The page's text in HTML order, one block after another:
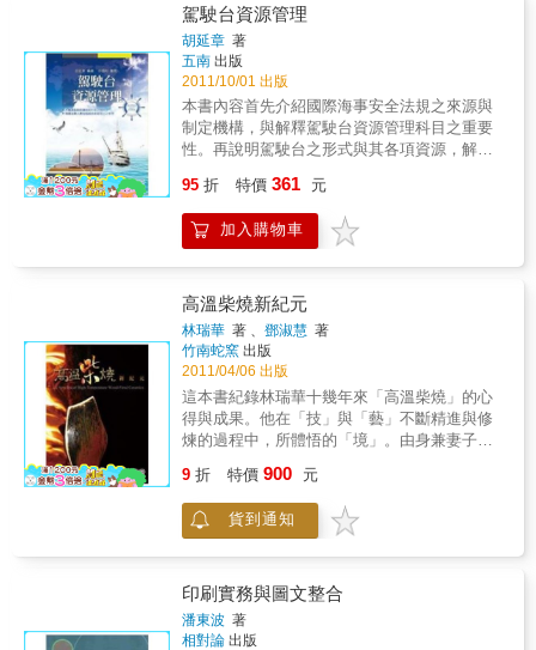
台灣紡織產業史上，人、事、物的精彩軌跡，
也闡述台灣紡織工業的發展經緯。◎為台灣紡
織產業在文化、社會、國際經濟與民生工業發
展上，留下顯著卻也具趣味性的紀錄。◎柔性
描繪台灣紡織達人在創業、經營管理、研發及
人才培養之經營商道。
駕駛台資源管理
胡延章 著
五南 出版
2011/10/01 出版
本書內容首先介紹國際海事安全法規之來源與
制定機構，與解釋駕駛台資源管理科目之重要
性。再說明駕駛台之形式與其各項資源，解釋
駛台團隊之成員。由於所有駕駛台相關資源之
收集與管理運用，完全是由駕駛台團隊成員擔
任，說明了駕駛台團隊成員之重要性。因此，
畫之制定、執行與監測均強調重複檢核之重要
性。此外，船上對內對外的通信，亦應注意其
內容重點與簡潔明晰之傳達。電子海圖顯示與
資訊系統為一相當進步與實用之航海儀器，本
書對於電子海圖之製成、相關規定與使用注意
事項亦有詳細說明。引水人在船一章乃強調駕
駛台團隊之成員，切不可因為引水人在船而疏
於航行應注意之事項。船上潛在危機、緊急情
況與應變處理部分，本書亦予解說並列出各種
之案例提出，檢討原因及說明防範之道。
95 折 特價 361 元
加入購物車
高溫柴燒新紀元
林瑞華 著 、鄧淑慧 著
竹南蛇窯 出版
2011/04/06 出版
這本書紀錄林瑞華十幾年來「高溫柴燒」的心
得與成果。他在「技」與「藝」不斷精進與修
煉的過程中，所體悟的「境」。由身兼妻子、
介紹……有一部分的篇幅是由林瑞華自己所
寫、或是口述學生紀錄。所以這本書有兩個人
在說話……本書特色◎全彩印刷，忠實呈現高
◎訴說柴燒陶藝的美學價值及藝術精神。◎對
高溫柴燒的推廣－－薪傳：承先啟後的精神。
9 折 特價 900 元
貨到通知
印刷實務與圖文整合
潘東波 著
相對論 出版